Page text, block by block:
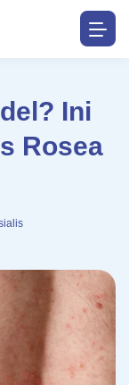
Ini
Rosea